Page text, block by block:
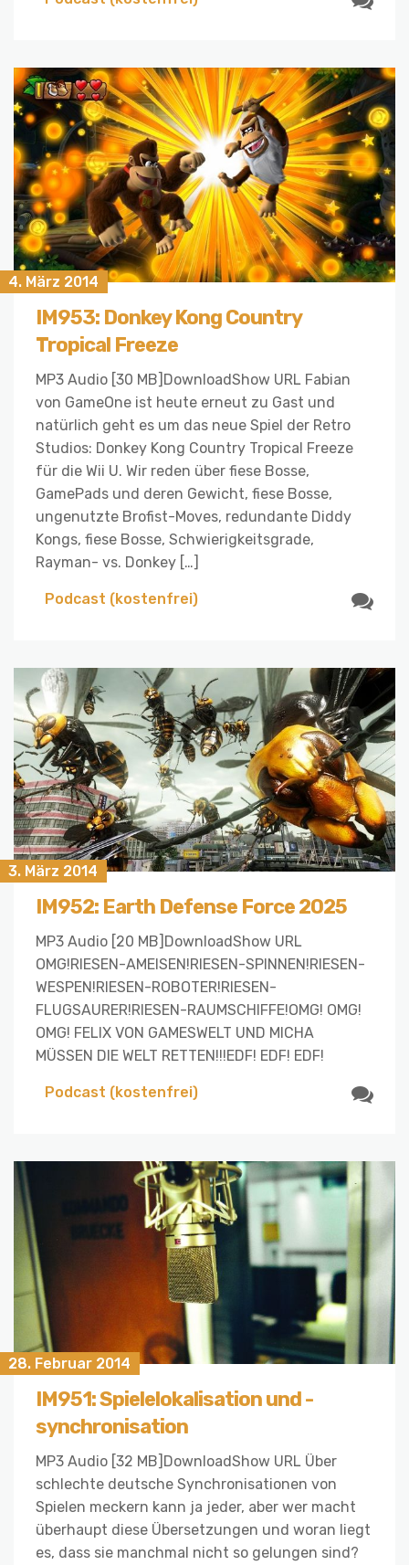
4. März 2014
IM953: Donkey Kong Country
Tropical Freeze
MP3 Audio [30 MB]DownloadShow URL Fabian
von GameOne ist heute erneut zu Gast und
natürlich geht es um das neue Spiel der Retro
Studios: Donkey Kong Country Tropical Freeze
für die Wii U. Wir reden über fiese Bosse,
GamePads und deren Gewicht, fiese Bosse,
ungenutzte Brofist-Moves, redundante Diddy
Kongs, fiese Bosse, Schwierigkeitsgrade,
Rayman- vs. Donkey […]
Podcast (kostenfrei)
3. März 2014
IM952: Earth Defense Force 2025
MP3 Audio [20 MB]DownloadShow URL
OMG!RIESEN-AMEISEN!RIESEN-SPINNEN!RIESEN-
WESPEN!RIESEN-ROBOTER!RIESEN-
FLUGSAURER!RIESEN-RAUMSCHIFFE!OMG! OMG!
OMG! FELIX VON GAMESWELT UND MICHA
MÜSSEN DIE WELT RETTEN!!!EDF! EDF! EDF!
Podcast (kostenfrei)
28. Februar 2014
IM951: Spielelokalisation und -
synchronisation
MP3 Audio [32 MB]DownloadShow URL Über
schlechte deutsche Synchronisationen von
Spielen meckern kann ja jeder, aber wer macht
überhaupt diese Übersetzungen und woran liegt
es, dass sie manchmal nicht so gelungen sind?